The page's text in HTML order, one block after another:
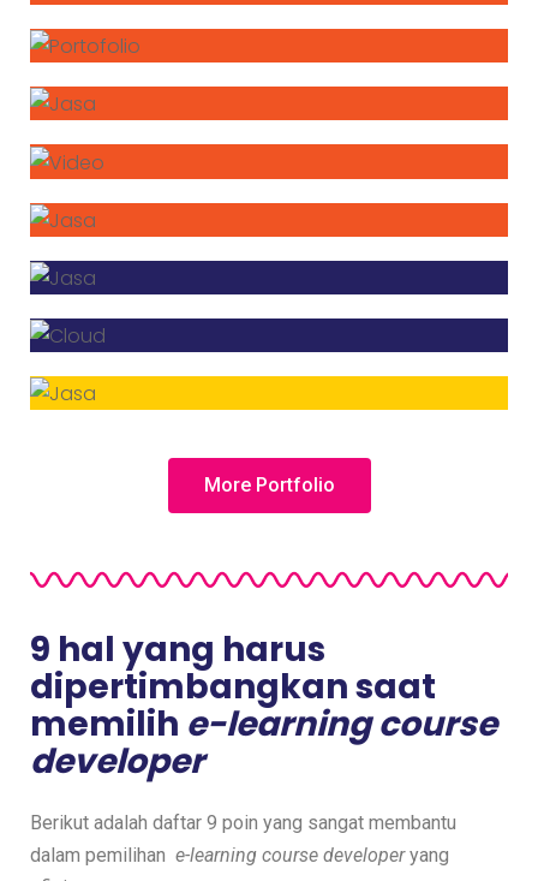
More Portfolio
9 hal yang harus
dipertimbangkan saat
memilih e-learning course
developer
Berikut adalah daftar 9 poin yang sangat membantu
dalam pemilihan e-learning course developeryang